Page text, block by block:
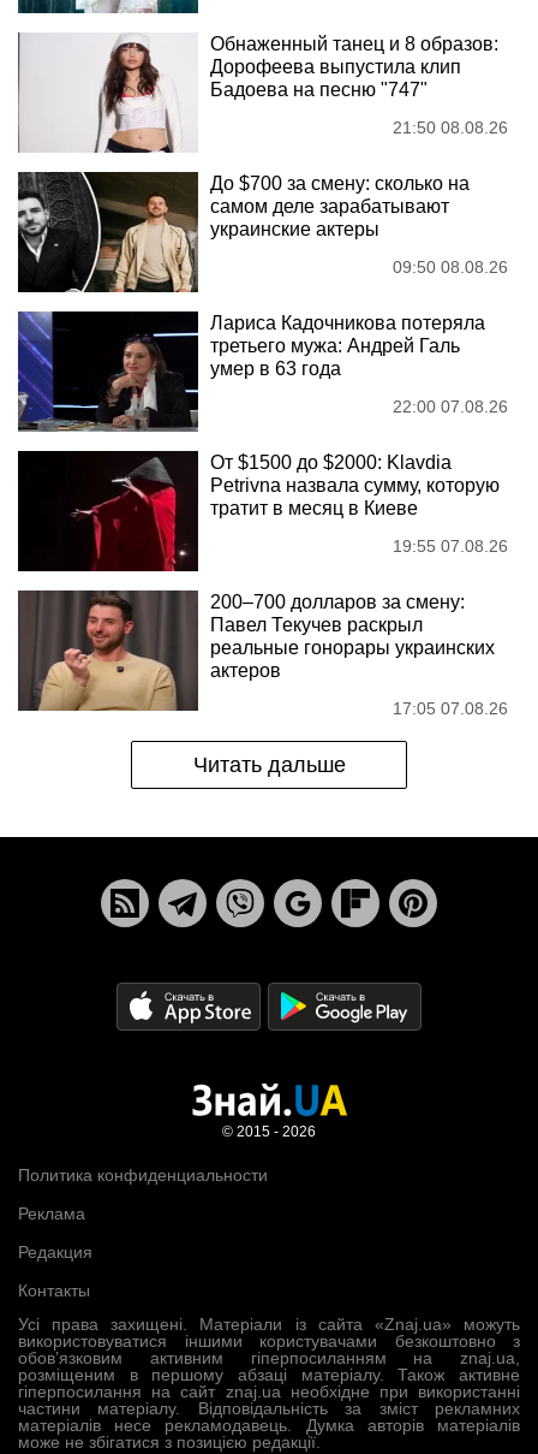
Обнаженный танец и 8 образов:
Дорофеева выпустила клип
Бадоева на песню "747"
21:50 08.08.26
До $700 за смену: сколько на
самом деле зарабатывают
украинские актеры
09:50 08.08.26
Лариса Кадочникова потеряла
третьего мужа: Андрей Галь
умер в 63 года
22:00 07.08.26
От $1500 до $2000: Klavdia
Petrivna назвала сумму, которую
тратит в месяц в Киеве
19:55 07.08.26
200–700 долларов за смену:
Павел Текучев раскрыл
реальные гонорары украинских
актеров
17:05 07.08.26
Читать дальше
Усі права захищені. Матеріали із сайта «Znaj.ua» можуть
використовуватися іншими користувачами безкоштовно з
обов’язковим активним гіперпосиланням на znaj.ua,
розміщеним в першому абзаці матеріалу. Також активне
гіперпосилання на сайт znaj.ua необхідне при використанні
частини матеріалу. Відповідальність за зміст рекламних
матеріалів несе рекламодавець. Думка авторів матеріалів
може не збігатися з позицією редакції.
Политика конфиденциальности
Реклама
Редакция
Контакты
© 2015 - 2026